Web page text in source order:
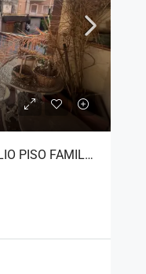
CAMBRILS PUERTO – AMPLIO PISO FAMILIAR EN LA RAMBLA – LN – 121125